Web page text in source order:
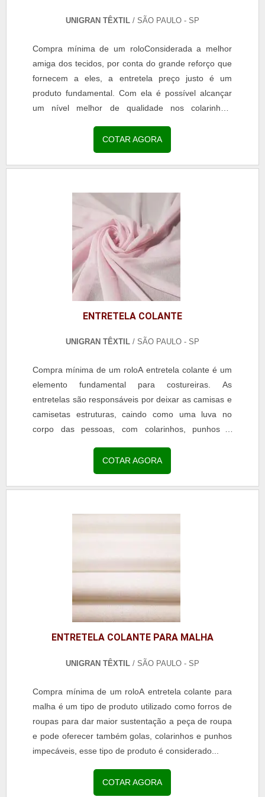
UNIGRAN TÊXTIL / SÃO PAULO - SP
Compra mínima de um roloConsiderada a melhor
amiga dos tecidos, por conta do grande reforço que
fornecem a eles, a entretela preço justo é um
produto fundamental. Com ela é possível alcançar
um nível melhor de qualidade nos colarinhos,
COTAR AGORA
ENTRETELA COLANTE
UNIGRAN TÊXTIL / SÃO PAULO - SP
Compra mínima de um roloA entretela colante é um
elemento fundamental para costureiras. As
entretelas são responsáveis por deixar as camisas e
camisetas estruturas, caindo como uma luva no
corpo das pessoas, com colarinhos, punhos e
COTAR AGORA
ENTRETELA COLANTE PARA MALHA
UNIGRAN TÊXTIL / SÃO PAULO - SP
Compra mínima de um roloA entretela colante para
malha é um tipo de produto utilizado como forros de
roupas para dar maior sustentação a peça de roupa
e pode oferecer também golas, colarinhos e punhos
impecáveis, esse tipo de produto é considerado...
COTAR AGORA